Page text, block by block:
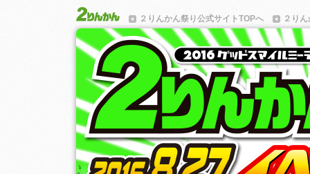
２りんかん祭り公式サイトTOPへ ２り